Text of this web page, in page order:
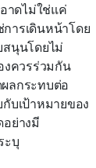
าดไม่ใช่แค่
ารเดินหน้าโดย
สนุนโดยไม่
งควรร่วมกัน
ลกระทบต่อ
บเป้าหมายของ
อย่างมี
ะบุ